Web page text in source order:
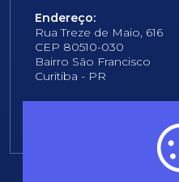
Endereço:
Rua Treze de Maio, 616
CEP 80510-030
Bairro São Francisco
Curitiba - PR